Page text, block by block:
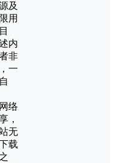
及
用
内
非
一
络
，
无
载